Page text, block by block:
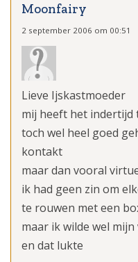
Moonfairy
2 september 2006 om 00:51
Lieve Ijskastmoeder
mij heeft het indertijd
toch wel heel goed
kontakt
maar dan vooral
ik had geen zin om
te rouwen met een
maar ik wilde wel
en dat lukte